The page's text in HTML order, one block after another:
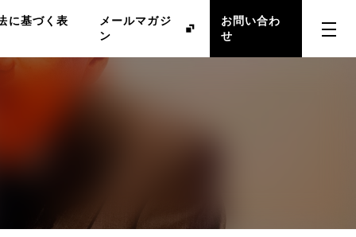
に基づく表
メールマガジ
ン
お問い合わ
せ